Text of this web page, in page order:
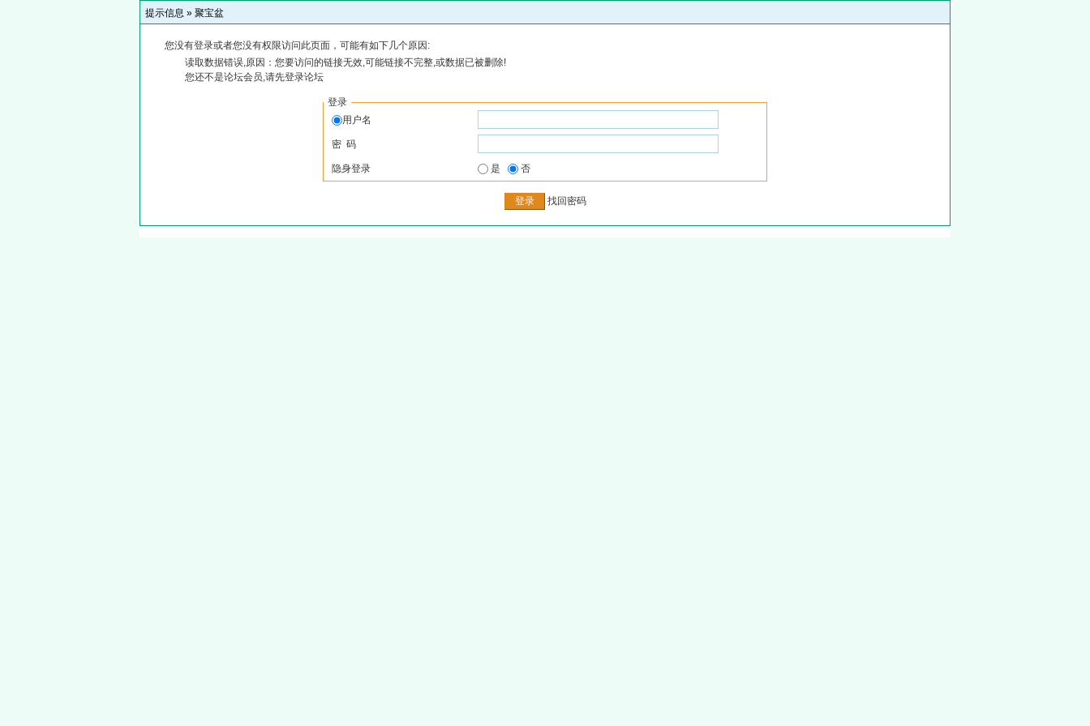
提示信息 » 聚宝盆
您没有登录或者您没有权限访问此页面，可能有如下几个原因:
读取数据错误,原因：您要访问的链接无效,可能链接不完整,或数据已被删除!
您还不是论坛会员,请先登录论坛
登录
用户名
密 码
隐身登录 是 否
找回密码